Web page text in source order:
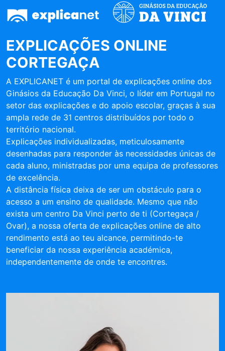
EXPLICAÇÕES ONLINE
CORTEGAÇA
A EXPLICANET é um portal de explicações online dos
Ginásios da Educação Da Vinci, o líder em Portugal no
setor das explicações e do apoio escolar, graças à sua
ampla rede de 31 centros distribuídos por todo o
território nacional.
Explicações individualizadas, meticulosamente
desenhadas para responder às necessidades únicas de
cada aluno, ministradas por uma equipa de professores
de excelência.
A distância física deixa de ser um obstáculo para o
acesso a um ensino de qualidade. Mesmo que não
exista um centro Da Vinci perto de ti (Cortegaça /
Ovar), a nossa oferta de explicações online de alto
rendimento está ao teu alcance, permitindo-te
beneficiar da nossa experiência académica,
independentemente de onde te encontres.